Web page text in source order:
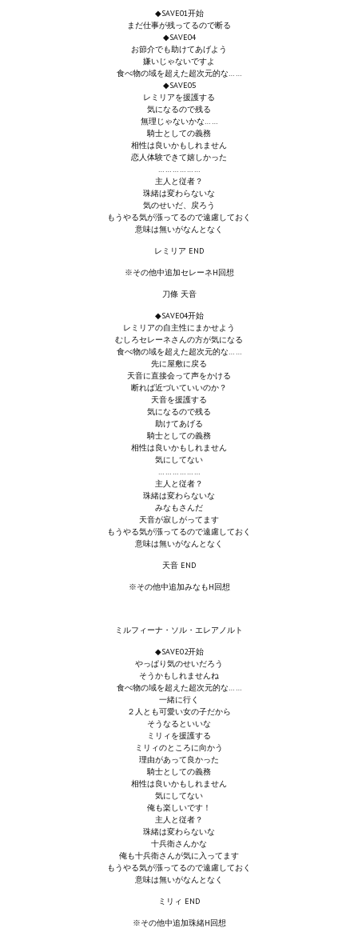
Немного героев меча и магии
Doom 3 Remaster Fan Edition
X2 - The Threat Remaster Fan Edition
Quake III Arena Remaster Fan Edition
Star Trek Voyager Elite Force Remaster Fan Edition
Sacred Gold Remaster Fan Edition
Red Faction remaster Fan Edition
Aliens versus Predator 1 Remaster Fan Edition
Age of Pirates: Caribbean Tales Remaster Fan Edition
Корсары 3 Сундук мертвеца Remaster Fan Edition
Sea Dogs - City of Abandoned Ships Remaster Fan Edition
Sea Dogs Remaster Fan Edition
Divinity Original Sin Enhanced Edition
Dragon Age: Inquisition
◆SAVE01开始
まだ仕事が残ってるので断る
◆SAVE04
お節介でも助けてあげよう
嫌いじゃないですよ
食べ物の域を超えた超次元的な……
◆SAVE05
レミリアを援護する
気になるので残る
無理じゃないかな……
騎士としての義務
相性は良いかもしれません
恋人体験できて嬉しかった
主人と従者？
珠緒は変わらないな
気のせいだ、戻ろう
もうやる気が漲ってるので遠慮しておく
意味は無いがなんとなく
レミリア END
※その他中追加セレーネH回想
刀條 天音
◆SAVE04开始
レミリアの自主性にまかせよう
むしろセレーネさんの方が気になる
食べ物の域を超えた超次元的な……
先に屋敷に戻る
天音に直接会って声をかける
断れば近づいていいのか？
天音を援護する
気になるので残る
助けてあげる
騎士としての義務
相性は良いかもしれません
気にしてない
主人と従者？
珠緒は変わらないな
みなもさんだ
天音が寂しがってます
もうやる気が漲ってるので遠慮しておく
意味は無いがなんとなく
天音 END
※その他中追加みなもH回想
ミルフィーナ・ソル・エレアノルト
◆SAVE02开始
やっぱり気のせいだろう
そうかもしれませんね
食べ物の域を超えた超次元的な……
一緒に行く
２人とも可愛い女の子だから
そうなるといいな
ミリィを援護する
ミリィのところに向かう
理由があって良かった
騎士としての義務
相性は良いかもしれません
気にしてない
俺も楽しいです！
主人と従者？
珠緒は変わらないな
十兵衛さんかな
俺も十兵衛さんが気に入ってます
もうやる気が漲ってるので遠慮しておく
意味は無いがなんとなく
ミリィ END
※その他中追加珠緒H回想